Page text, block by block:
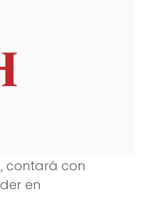
contará con
en